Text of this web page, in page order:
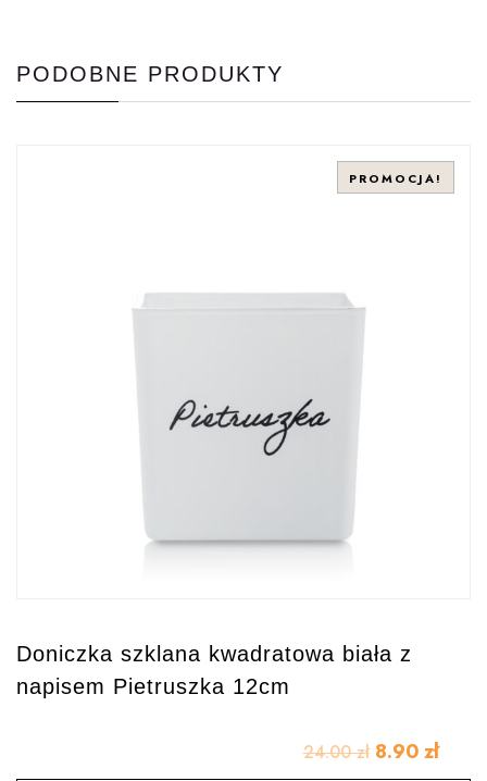
PODOBNE PRODUKTY
PROMOCJA!
Doniczka szklana kwadratowa biała z
napisem Pietruszka 12cm
24.00zł 8.90 zł